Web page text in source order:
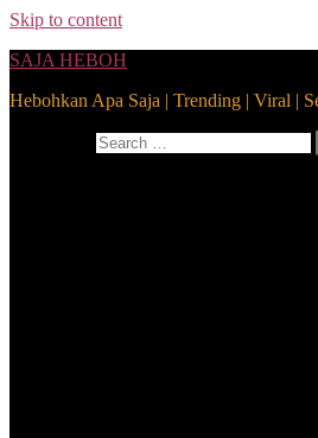
Skip to content
SAJA HEBOH
Hebohkan Apa Saja | Trending | Viral |